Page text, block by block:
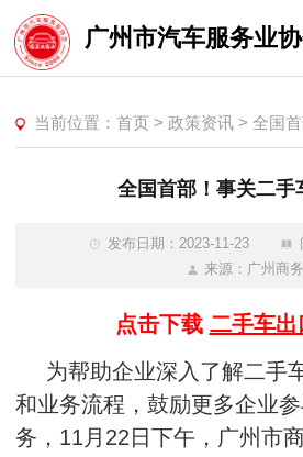
广州市汽车服务业
当前位置： 首页 > 政策资讯> 全国
全国首部！事关二手
发布日期：2023-11-23
来源：广州商务
点击下载 二手车
为帮助企业深入了解二手
和业务流程，鼓励更多企业
务，11月22日下午，广州市